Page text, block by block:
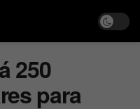
250
para